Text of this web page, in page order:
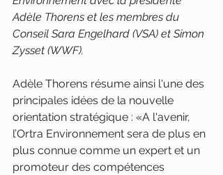
Adèle Thorens et les membres du
Conseil Sara Engelhard (VSA) et Simon
Zysset (WWF).
Adèle Thorens résume ainsi l'une des
principales idées de la nouvelle
orientation stratégique : «A l'avenir,
l’Ortra Environnement sera de plus en
plus connue comme un expert et un
promoteur des compétences